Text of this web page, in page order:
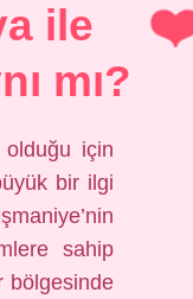
ile
mı?
için
bir ilgi
sahip
bölgesinde